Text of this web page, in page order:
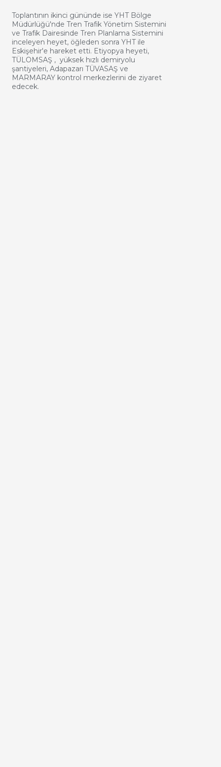
Toplantının ikinci gününde ise YHT Bölge
Müdürlüğü'nde Tren Trafik Yönetim Sistemini
ve Trafik Dairesinde Tren Planlama Sistemini
inceleyen heyet, öğleden sonra YHT ile
Eskişehir'e hareket etti. Etiyopya heyeti,
TÜLOMSAŞ , yüksek hızlı demiryolu
şantiyeleri, Adapazarı TÜVASAŞ ve
MARMARAY kontrol merkezlerini de ziyaret
edecek.